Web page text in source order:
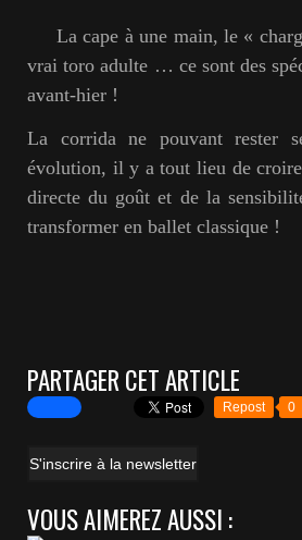
La cape à une main, le «
vrai toro adulte … ce sont des
avant-hier !
La corrida ne pouvant rester
évolution, il y a tout lieu de
directe du goût et de la
transformer en ballet classique !
PARTAGER CET ARTICLE
Repost 0
S'inscrire à la newsletter
VOUS AIMEREZ AUSSI :